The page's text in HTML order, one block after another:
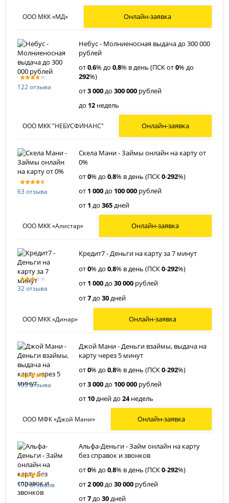
ООО МКК «МД» Онлайн-заявка
122 отзыва
Небус - Молниеносная выдача до 300 000
рублей
от0,6% до0,8% в день (ПСК от0% до
292%)
от3 000до300 000 рублей
до 12 недель
ООО МКК "НЕБУСФИНАНС" Онлайн-заявка
63 отзыва
Скела Мани - Займы онлайн на карту от
0%
от0% до0,8% в день (ПСК0-292%)
от 1 000до 100 000 рублей
от 1 до365дней
ООО МКК «Алистар» Онлайн-заявка
32 отзыва
Кредит7 - Деньги на карту за 7 минут
от0% до0,8% в день (ПСК0-292%)
от 1 000до30 000 рублей
от7до30дней
ООО МКК «Динар» Онлайн-заявка
103 отзыва
Джой Мани - Деньги взаймы, выдача на
карту через 5 минут
от0% до0,8% в день (ПСК0-292%)
от3 000до 100 000 рублей
от 10дней до24недель
ООО МФК «Джой Мани» Онлайн-заявка
170 отзывов
Альфа-Деньги - Займ онлайн на карту
без справок и звонков
от0% до0,8% в день (ПСК0-292%)
от2 000до30 000 рублей
от7до30дней